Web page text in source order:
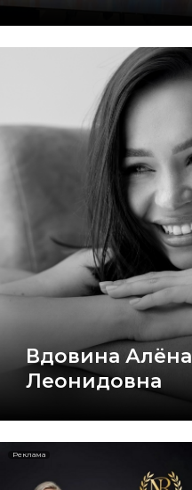
Вдовина Алёна
Леонидовна
Реклама